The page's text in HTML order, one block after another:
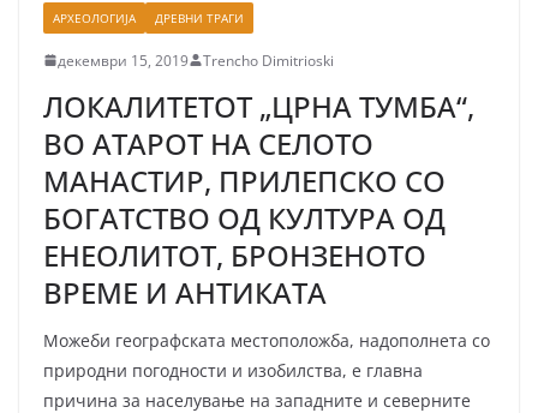
АРХЕОЛОГИЈА ДРЕВНИ ТРАГИ
декември 15, 2019 Trencho Dimitrioski
ЛОКАЛИТЕТОТ „ЦРНА ТУМБА“,
ВО АТАРОТ НА СЕЛОТО
МАНАСТИР, ПРИЛЕПСКО СО
БОГАТСТВО ОД КУЛТУРА ОД
ЕНЕОЛИТОТ, БРОНЗЕНОТО
ВРЕМЕ И АНТИКАТА
Можеби географската местоположба, надополнета со
природни погодности и изобилства, е главна
причина за населување на западните и северните